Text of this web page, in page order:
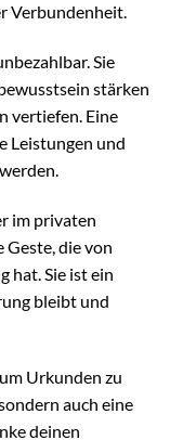
Verbundenheit.
Sie
stärken
vertiefen. Eine
Leistungen und
im privaten
die von
hat. Sie ist ein
bleibt und
Urkunden zu
auch eine
deinen